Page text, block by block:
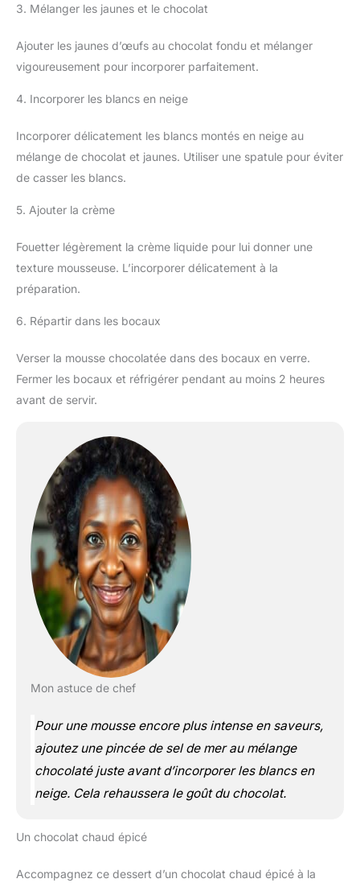
3. Mélanger les jaunes et le chocolat
Ajouter les jaunes d’œufs au chocolat fondu et mélanger
vigoureusement pour incorporer parfaitement.
4. Incorporer les blancs en neige
Incorporer délicatement les blancs montés en neige au
mélange de chocolat et jaunes. Utiliser une spatule pour éviter
de casser les blancs.
5. Ajouter la crème
Fouetter légèrement la crème liquide pour lui donner une
texture mousseuse. L’incorporer délicatement à la
préparation.
6. Répartir dans les bocaux
Verser la mousse chocolatée dans des bocaux en verre.
Fermer les bocaux et réfrigérer pendant au moins 2 heures
avant de servir.
Mon astuce de chef
Pour une mousse encore plus intense en saveurs,
ajoutez une pincée de sel de mer au mélange
chocolaté juste avant d’incorporer les blancs en
neige. Cela rehaussera le goût du chocolat.
Un chocolat chaud épicé
Accompagnez ce dessert d’un chocolat chaud épicé à la